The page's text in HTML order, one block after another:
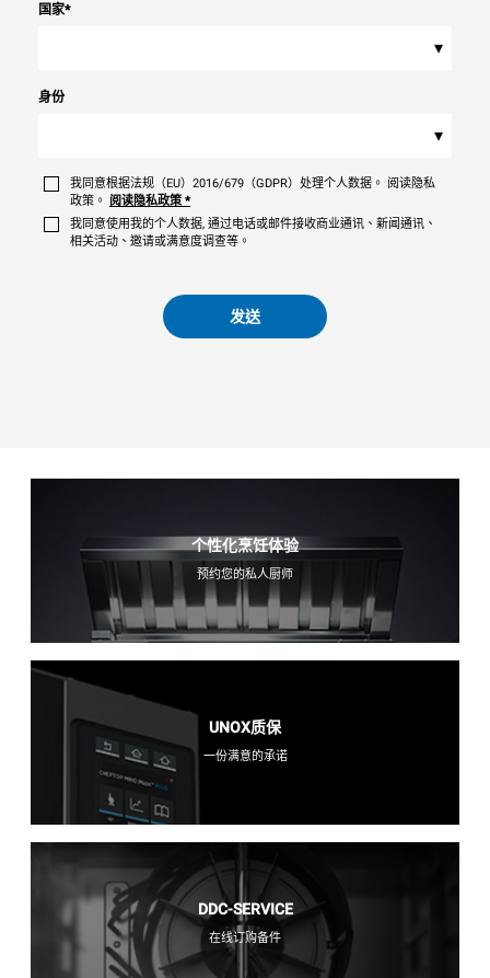
国家*
▾
身份
▾
我同意根据法规（EU）2016/679（GDPR）处理个人数据。 阅读隐私
政策。 阅读隐私政策 *
我同意使用我的个人数据, 通过电话或邮件接收商业通讯、新闻通讯、
相关活动、邀请或满意度调查等。
发送
个性化烹饪体验
预约您的私人厨师
UNOX质保
一份满意的承诺
DDC-SERVICE
在线订购备件